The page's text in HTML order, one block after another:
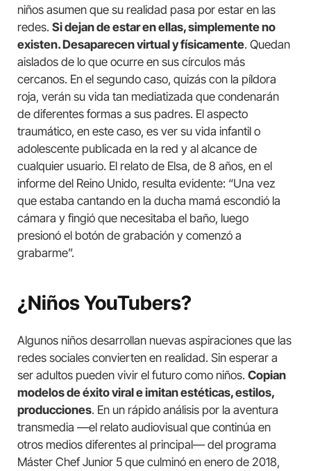
niños asumen que su realidad pasa por estar en las
redes. Si dejan de estar en ellas, simplemente no
existen. Desaparecen virtual y físicamente. Quedan
aislados de lo que ocurre en sus círculos más
cercanos. En el segundo caso, quizás con la píldora
roja, verán su vida tan mediatizada que condenarán
de diferentes formas a sus padres. El aspecto
traumático, en este caso, es ver su vida infantil o
adolescente publicada en la red y al alcance de
cualquier usuario. El relato de Elsa, de 8 años, en el
informe del Reino Unido, resulta evidente: “Una vez
que estaba cantando en la ducha mamá escondió la
cámara y fingió que necesitaba el baño, luego
presionó el botón de grabación y comenzó a
grabarme”.
¿Niños YouTubers?
Algunos niños desarrollan nuevas aspiraciones que las
redes sociales convierten en realidad. Sin esperar a
ser adultos pueden vivir el futuro como niños. Copian
modelos de éxito viral e imitan estéticas, estilos,
producciones. En un rápido análisis por la aventura
transmedia —el relato audiovisual que continúa en
otros medios diferentes al principal— del programa
Máster Chef Junior 5 que culminó en enero de 2018,